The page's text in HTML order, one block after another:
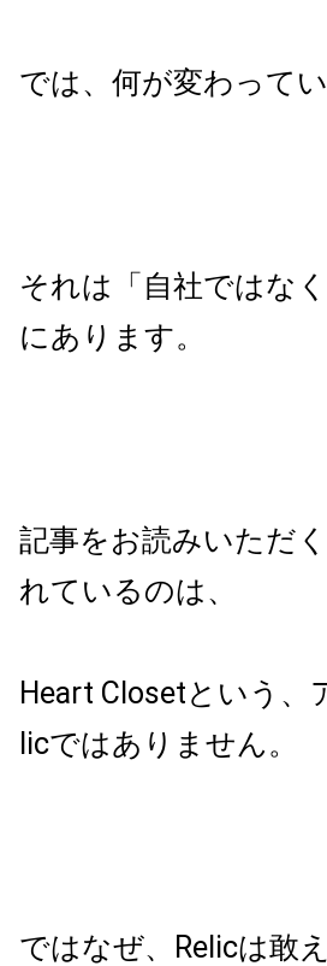
では、何が変わって
それは「自社ではな
にあります。
記事をお読みいただ
れているのは、
Heart Closetという、
licではありません。
ではなぜ、 Relicは敢